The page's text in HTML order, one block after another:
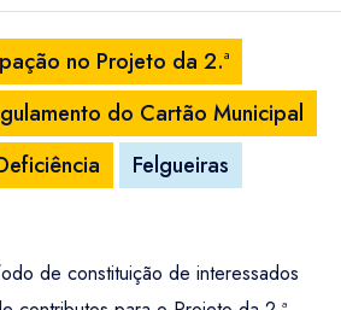
no Projeto da 2.ª
do Cartão Municipal
Felgueiras
de constituição de interessados